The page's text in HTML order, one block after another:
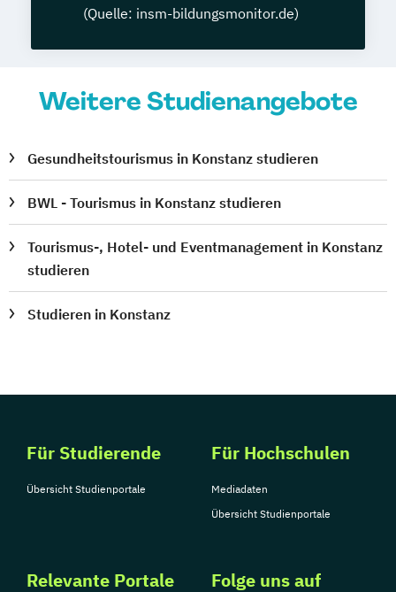
(Quelle: insm-bildungsmonitor.de)
Weitere Studienangebote
Gesundheitstourismus in Konstanz studieren
BWL - Tourismus in Konstanz studieren
Tourismus-, Hotel- und Eventmanagement in Konstanz
studieren
Studieren in Konstanz
Für Studierende
Übersicht Studienportale
Für Hochschulen
Mediadaten
Übersicht Studienportale
Relevante Portale Folge uns auf